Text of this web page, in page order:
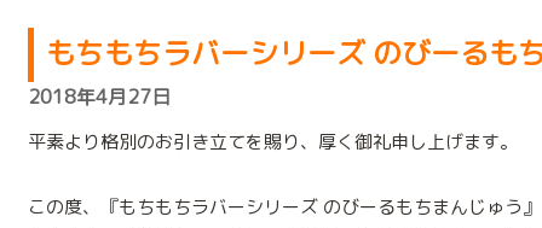
もちもちラバーシリーズ のびーるも
2018年4月27日
平素より格別のお引き立てを賜り、厚く御礼申し上げます。
この度、『もちもちラバーシリーズ のびーるもちまんじゅう